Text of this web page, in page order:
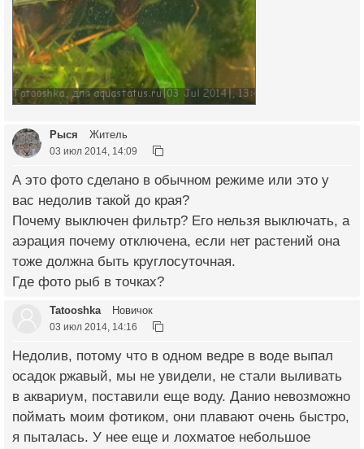
Рыся Житель
03 июл 2014, 14:09
А это фото сделано в обычном режиме или это у
вас недолив такой до края?
Почему выключен фильтр? Его нельзя выключать, а
аэрация почему отключена, если нет растений она
тоже должна быть круглосуточная.
Где фото рыб в точках?
Tatooshka Новичок
03 июл 2014, 14:16
Недолив, потому что в одном ведре в воде выпал
осадок ржавый, мы не увидели, не стали выливать
в аквариум, поставили еще воду. Данио невозможно
поймать моим фотиком, они плавают очень быстро,
я пыталась. У нее еще и лохматое небольшое